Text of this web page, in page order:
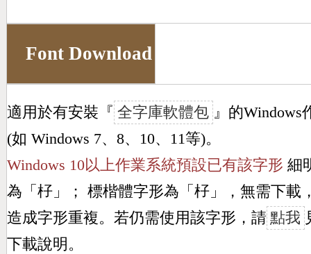
Font Download
適用於有安裝『 全字庫軟體包 』的Windows
(如 Windows 7、8、10、11等)。
Windows 10以上作業系統預設已有該字形 細
為「 杍」； 標楷體字形為「 杍」，無需下載
造成字形重複。若仍需使用該字形，請 點我
下載說明。